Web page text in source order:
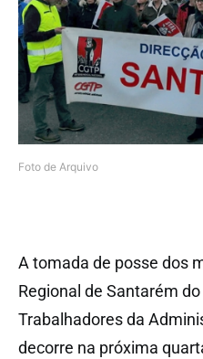
Foto de Arquivo
A tomada de posse dos
Regional de Santarém
Trabalhadores da
decorre na próxima